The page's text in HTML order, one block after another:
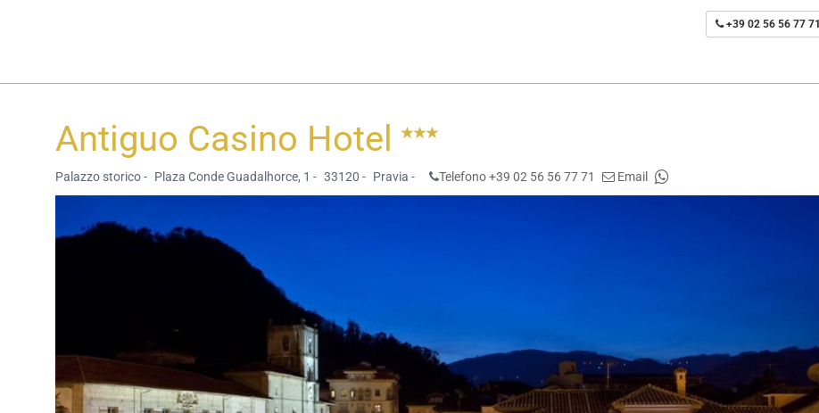
+39 02 56 56 77 71
Antiguo Casino Hotel
Palazzo storico - Plaza Conde Guadalhorce, 1 - 33120 - Pravia - Telefono +39 02 56 56 77 71 Email